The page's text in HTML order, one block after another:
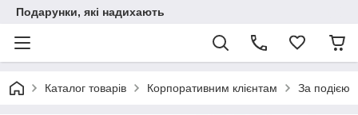
Подарунки, які надихають
Каталог товарів Корпоративним клієнтам За подією